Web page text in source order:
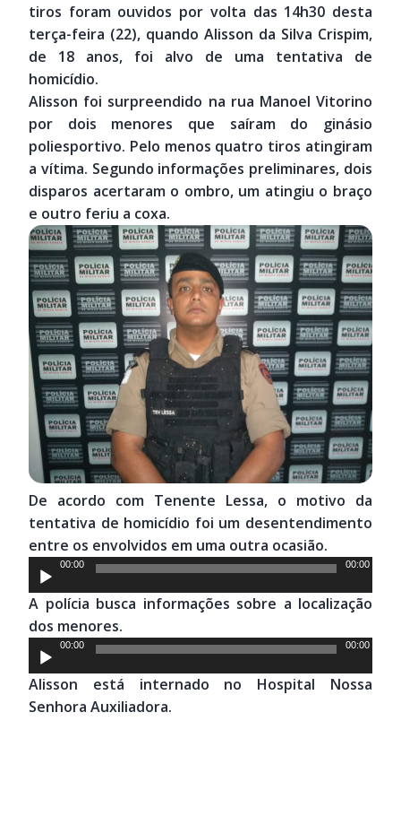
tiros foram ouvidos por volta das 14h30 desta
terça-feira (22), quando Alisson da Silva Crispim,
de 18 anos, foi alvo de uma tentativa de
homicídio.
Alisson foi surpreendido na rua Manoel Vitorino
por dois menores que saíram do ginásio
poliesportivo. Pelo menos quatro tiros atingiram
a vítima. Segundo informações preliminares, dois
disparos acertaram o ombro, um atingiu o braço
e outro feriu a coxa.
De acordo com Tenente Lessa, o motivo da
tentativa de homicídio foi um desentendimento
entre os envolvidos em uma outra ocasião.
Tocador
de
áudio
00:00 00:00
A polícia busca informações sobre a localização
dos menores.
Tocador
de
áudio
00:00 00:00
Alisson está internado no Hospital Nossa
Senhora Auxiliadora.